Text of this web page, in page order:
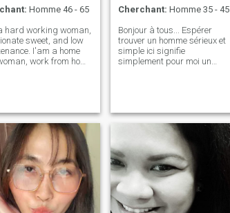
Homme 46 - 65
hard working woman,
sweet, and low
I'am a home
work from home
not a spende
Cherchant: Homme 35 - 45
Bonjour à tous... Espérer
trouver un homme sérieux et
simple ici signifie
simplement pour moi un
dans sa vie qu'il sait ce qui
est le meilleur et le bon dans
tout ce que je sais que nous
ne sommes pas parfaits il
ya Toujours négatif sur nous
mais nous essayons de
travailler sur la façon de
gérer chaque situation... et
de faire confiance à Dieu
dans tout... Merci